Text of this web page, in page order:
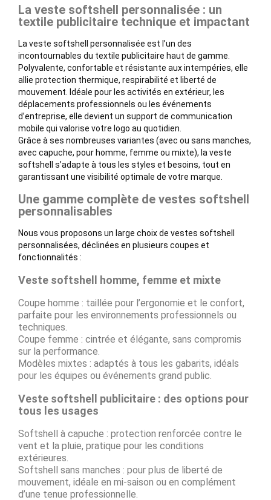
La veste softshell personnalisée : un
textile publicitaire technique et impactant
La veste softshell personnalisée est l’un des
incontournables du textile publicitaire haut de gamme.
Polyvalente, confortable et résistante aux intempéries, elle
allie protection thermique, respirabilité et liberté de
mouvement. Idéale pour les activités en extérieur, les
déplacements professionnels ou les événements
d’entreprise, elle devient un support de communication
mobile qui valorise votre logo au quotidien.
Grâce à ses nombreuses variantes (avec ou sans manches,
avec capuche, pour homme, femme ou mixte), la veste
softshell s’adapte à tous les styles et besoins, tout en
garantissant une visibilité optimale de votre marque.
Une gamme complète de vestes softshell
personnalisables
Nous vous proposons un large choix de vestes softshell
personnalisées, déclinées en plusieurs coupes et
fonctionnalités :
Veste softshell homme, femme et mixte
Coupe homme : taillée pour l’ergonomie et le confort,
parfaite pour les environnements professionnels ou
techniques.
Coupe femme : cintrée et élégante, sans compromis
sur la performance.
Modèles mixtes : adaptés à tous les gabarits, idéals
pour les équipes ou événements grand public.
Veste softshell publicitaire : des options pour
tous les usages
Softshell à capuche : protection renforcée contre le
vent et la pluie, pratique pour les conditions
extérieures.
Softshell sans manches : pour plus de liberté de
mouvement, idéale en mi-saison ou en complément
d’une tenue professionnelle.